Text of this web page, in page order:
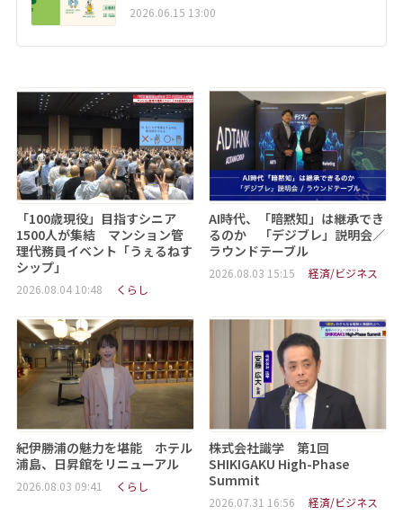
2026.06.15 13:00
「100歳現役」目指すシニア
1500人が集結 マンション管
理代務員イベント「うぇるねす
シップ」
2026.08.04 10:48 くらし
AI時代、「暗黙知」は継承でき
るのか 「デジブレ」説明会／
ラウンドテーブル
2026.08.03 15:15 経済/ビジネス
紀伊勝浦の魅力を堪能 ホテル
浦島、日昇館をリニューアル
2026.08.03 09:41 くらし
株式会社識学 第1回
SHIKIGAKU High-Phase
Summit
2026.07.31 16:56 経済/ビジネス